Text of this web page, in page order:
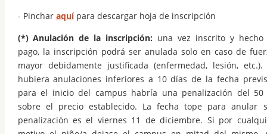
- Pinchar aquípara descargar hoja de inscripción
(*) Anulación de la inscripción: una vez inscrito y hecho
pago, la inscripción podrá ser anulada solo en caso de
mayor debidamente justificada (enfermedad, lesión, etc.).
hubiera anulaciones inferiores a 10 días de la fecha
para el inicio del campus habría una penalización del 50
sobre el precio establecido. La fecha tope para anular
penalización es el viernes 11 de diciembre. Si por